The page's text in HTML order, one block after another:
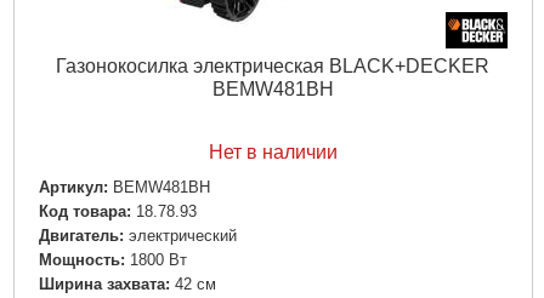
Газонокосилка электрическая BLACK+DECKER
BEMW481BH
Нет в наличии
Артикул: BEMW481BH
Код товара: 18.78.93
Двигатель: электрический
Мощность: 1800 Вт
Ширина захвата: 42 см